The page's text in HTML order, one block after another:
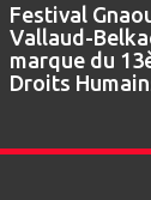
Festival
Vallaud-
marque du
Droits